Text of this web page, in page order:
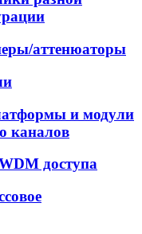
аттенюаторы
и модули
каналов
доступа